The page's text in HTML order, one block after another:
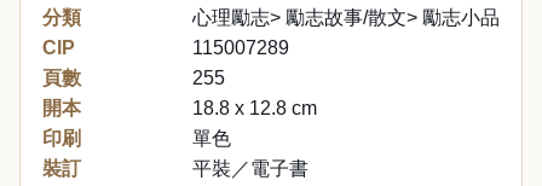
分類
心理勵志> 勵志故事/散文> 勵志小品文
CIP
115007289
頁數
255
開本
18.8 x 12.8 cm
印刷
單色
裝訂
平裝／電子書